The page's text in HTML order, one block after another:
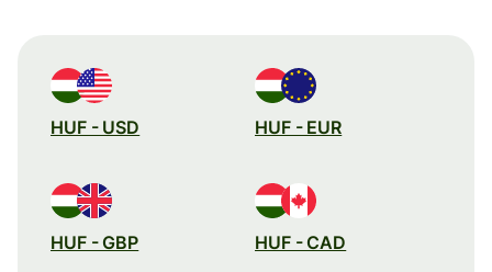
HUF - USD HUF - EUR
HUF - GBP HUF - CAD